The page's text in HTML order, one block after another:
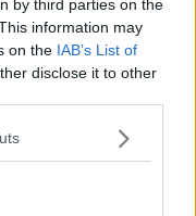
by third parties on the
information may
on the IAB’s List of
disclose it to other